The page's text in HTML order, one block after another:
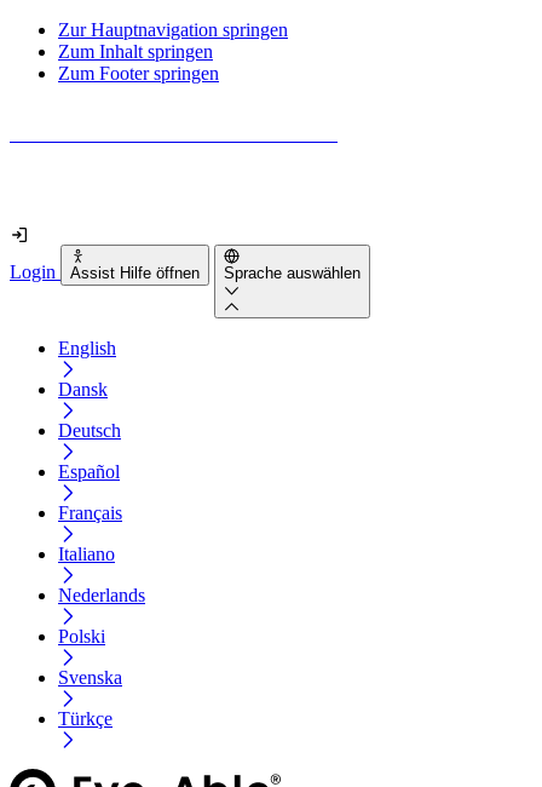
Zur Hauptnavigation springen
Zum Inhalt springen
Zum Footer springen
Login Assist Hilfe öffnen Sprache auswählen
English
Dansk
Deutsch
Español
Français
Italiano
Nederlands
Polski
Svenska
Türkçe